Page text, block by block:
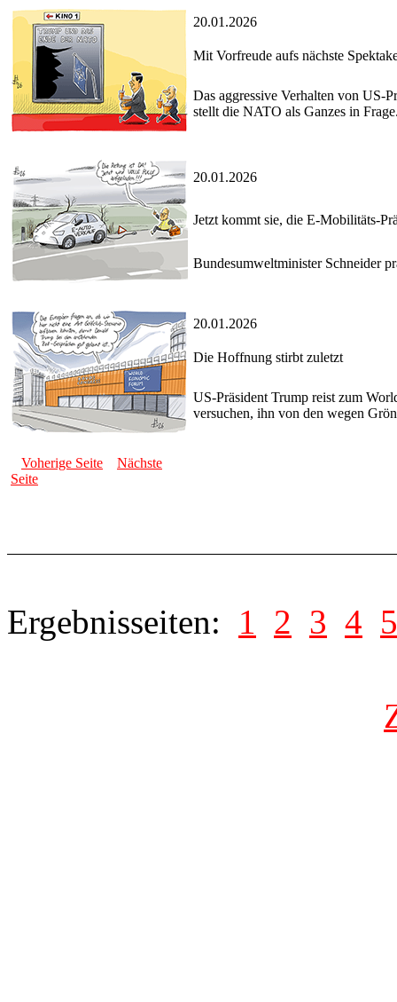
20.01.2026
Mit Vorfreude aufs nächste
Das aggressive Verhalten von US-
stellt die NATO als Ganzes in
20.01.2026
Jetzt kommt sie, die E-Mobilitäts-
Bundesumweltminister Schneider
20.01.2026
Die Hoffnung stirbt zuletzt
US-Präsident Trump reist zum
versuchen, ihn von den wegen
Voherige Seite
Nächste
Seite
Ergebnisseiten: 1 2 3 4 5